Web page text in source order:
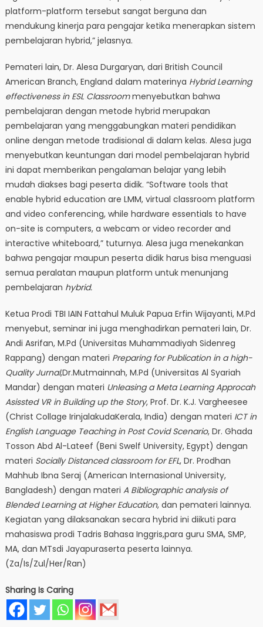
platform-platform tersebut sangat berguna dan
mendukung kinerja para pengajar ketika menerapkan sistem
pembelajaran hybrid,” jelasnya.
Pemateri lain, Dr. Alesa Durgaryan, dari British Council
American Branch, England dalam materinya Hybrid Learning
effectiveness in ESL Classroommenyebutkan bahwa
pembelajaran dengan metode hybrid merupakan
pembelajaran yang menggabungkan materi pendidikan
online dengan metode tradisional di dalam kelas. Alesa juga
menyebutkan keuntungan dari model pembelajaran hybrid
ini dapat memberikan pengalaman belajar yang lebih
mudah diakses bagi peserta didik. “Software tools that
enable hybrid education are LMM, virtual classroom platform
and video conferencing, while hardware essentials to have
on-site is computers, a webcam or video recorder and
interactive whiteboard,” tuturnya. Alesa juga menekankan
bahwa pengajar maupun peserta didik harus bisa menguasi
semua peralatan maupun platform untuk menunjang
pembelajaran hybrid.
Ketua Prodi TBI IAIN Fattahul Muluk Papua Erfin Wijayanti, M.Pd
menyebut, seminar ini juga menghadirkan pemateri lain, Dr.
Andi Asrifan, M.Pd (Universitas Muhammadiyah Sidenreg
Rappang) dengan materi Preparing for Publication in a high-
Quality Jurnal,Dr.Mutmainnah, M.Pd (Universitas Al Syariah
Mandar) dengan materi Unleasing a Meta Learning Approcah
Asissted VR in Building up the Story, Prof. Dr. K.J. Vargheesee
(Christ Collage IrinjalakudaKerala, India) dengan materi ICT in
English Language Teaching in Post Covid Scenario, Dr. Ghada
Tosson Abd Al-Lateef (Beni Swelf University, Egypt) dengan
materi Socially Distanced classroom for EFL, Dr. Prodhan
Mahhub Ibna Seraj (American Internasional University,
Bangladesh) dengan materi A Bibliographic analysis of
Blended Learning at Higher Education, dan pemateri lainnya.
Kegiatan yang dilaksanakan secara hybrid ini diikuti para
mahasiswa prodi Tadris Bahasa Inggris,para guru SMA, SMP,
MA, dan MTsdi Jayapuraserta peserta lainnya.
(Za/Is/Zul/Her/Ran)
Sharing Is Caring